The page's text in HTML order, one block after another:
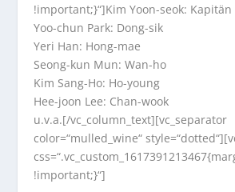
!important;}“]Kim Yoon-seok:
Yoo-chun Park: Dong-sik
Yeri Han: Hong-mae
Seong-kun Mun: Wan-ho
Kim Sang-Ho: Ho-young
Hee-joon Lee: Chan-wook
u.v.a.[/vc_column_text][vc_separator
color=“mulled_wine“
!important;}“]